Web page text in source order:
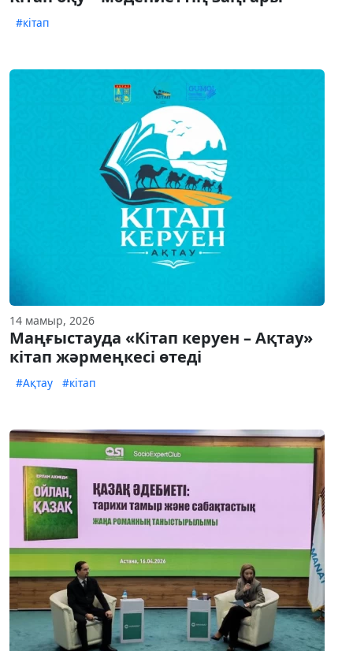
#кітап
14 мамыр, 2026
Маңғыстауда «Кітап керуен – Ақтау»
кітап жәрмеңкесі өтеді
#Ақтау #кітап